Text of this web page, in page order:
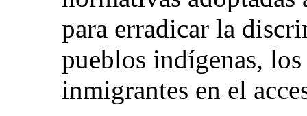
para erradicar la
pueblos indígenas,
inmigrantes en el